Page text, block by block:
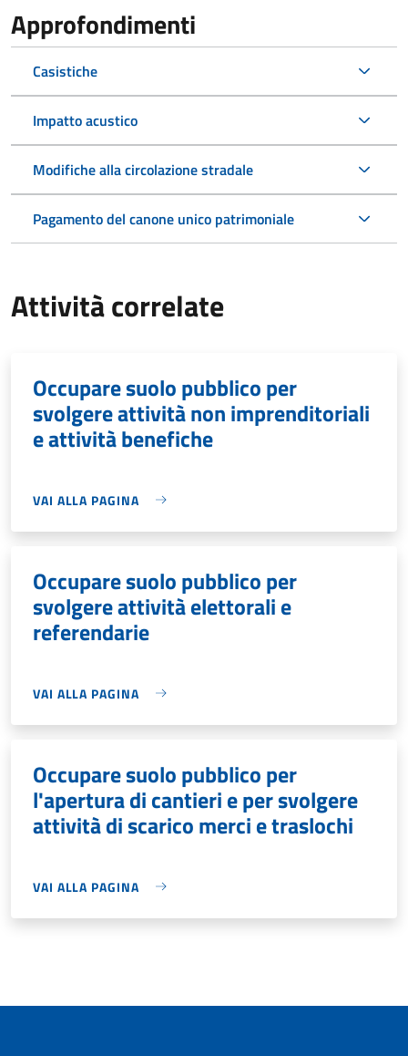
Approfondimenti
Casistiche
Impatto acustico
Modifiche alla circolazione stradale
Pagamento del canone unico patrimoniale
Attività correlate
Occupare suolo pubblico per
svolgere attività non imprenditoriali
e attività benefiche
VAI ALLA PAGINA
Occupare suolo pubblico per
svolgere attività elettorali e
referendarie
VAI ALLA PAGINA
Occupare suolo pubblico per
l'apertura di cantieri e per svolgere
attività di scarico merci e traslochi
VAI ALLA PAGINA